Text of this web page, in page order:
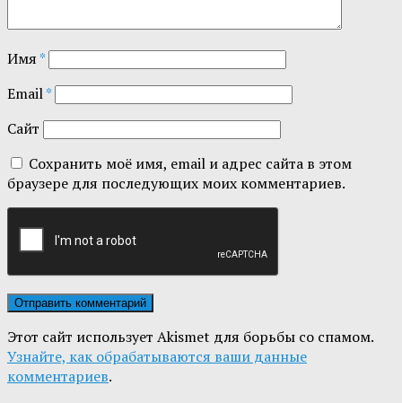
Имя*
Email*
Сайт
Сохранить моё имя, email и адрес сайта в этом
браузере для последующих моих комментариев.
Этот сайт использует Akismet для борьбы со спамом.
Узнайте, как обрабатываются ваши данные
комментариев.